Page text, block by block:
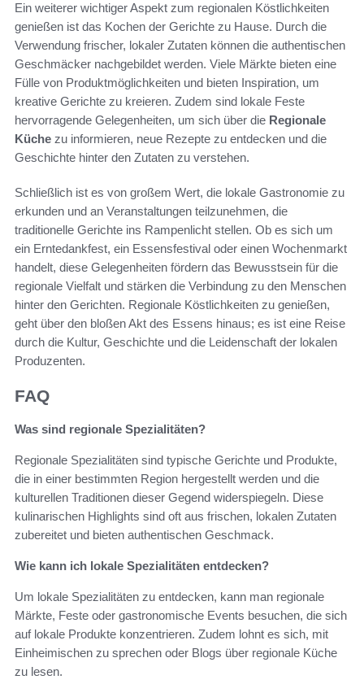
Ein weiterer wichtiger Aspekt zum regionalen Köstlichkeiten
genießen ist das Kochen der Gerichte zu Hause. Durch die
Verwendung frischer, lokaler Zutaten können die authentischen
Geschmäcker nachgebildet werden. Viele Märkte bieten eine
Fülle von Produktmöglichkeiten und bieten Inspiration, um
kreative Gerichte zu kreieren. Zudem sind lokale Feste
hervorragende Gelegenheiten, um sich über die Regionale
Küche zu informieren, neue Rezepte zu entdecken und die
Geschichte hinter den Zutaten zu verstehen.
Schließlich ist es von großem Wert, die lokale Gastronomie zu
erkunden und an Veranstaltungen teilzunehmen, die
traditionelle Gerichte ins Rampenlicht stellen. Ob es sich um
ein Erntedankfest, ein Essensfestival oder einen Wochenmarkt
handelt, diese Gelegenheiten fördern das Bewusstsein für die
regionale Vielfalt und stärken die Verbindung zu den Menschen
hinter den Gerichten. Regionale Köstlichkeiten zu genießen,
geht über den bloßen Akt des Essens hinaus; es ist eine Reise
durch die Kultur, Geschichte und die Leidenschaft der lokalen
Produzenten.
FAQ
Was sind regionale Spezialitäten?
Regionale Spezialitäten sind typische Gerichte und Produkte,
die in einer bestimmten Region hergestellt werden und die
kulturellen Traditionen dieser Gegend widerspiegeln. Diese
kulinarischen Highlights sind oft aus frischen, lokalen Zutaten
zubereitet und bieten authentischen Geschmack.
Wie kann ich lokale Spezialitäten entdecken?
Um lokale Spezialitäten zu entdecken, kann man regionale
Märkte, Feste oder gastronomische Events besuchen, die sich
auf lokale Produkte konzentrieren. Zudem lohnt es sich, mit
Einheimischen zu sprechen oder Blogs über regionale Küche
zu lesen.